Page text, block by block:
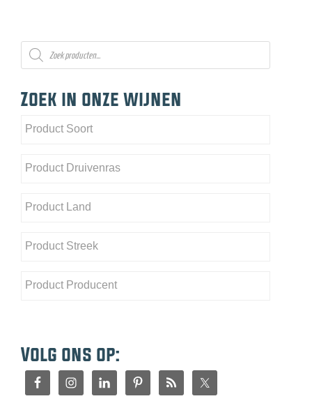
Producten
zoeken
Zoek in onze wijnen
Volg ons op: